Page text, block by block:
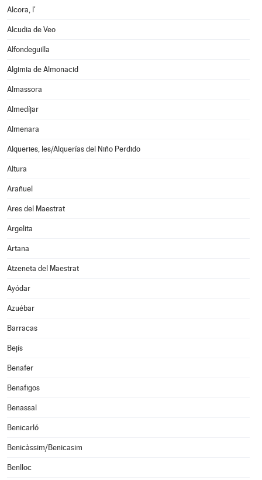
Alcora, l'
Alcudia de Veo
Alfondeguilla
Algimia de Almonacid
Almassora
Almedíjar
Almenara
Alqueries, les/Alquerías del Niño Perdido
Altura
Arañuel
Ares del Maestrat
Argelita
Artana
Atzeneta del Maestrat
Ayódar
Azuébar
Barracas
Bejís
Benafer
Benafigos
Benassal
Benicarló
Benicàssim/Benicasim
Benlloc